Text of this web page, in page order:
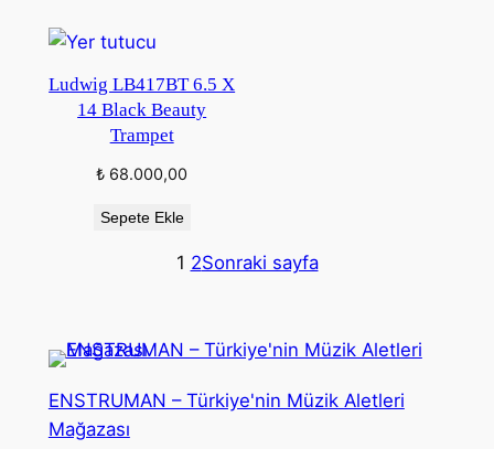
Ludwig LB417BT 6.5 X
14 Black Beauty
Trampet
₺ 68.000,00
Sepete Ekle
1 2Sonraki sayfa
ENSTRUMAN – Türkiye'nin Müzik Aletleri
Mağazası